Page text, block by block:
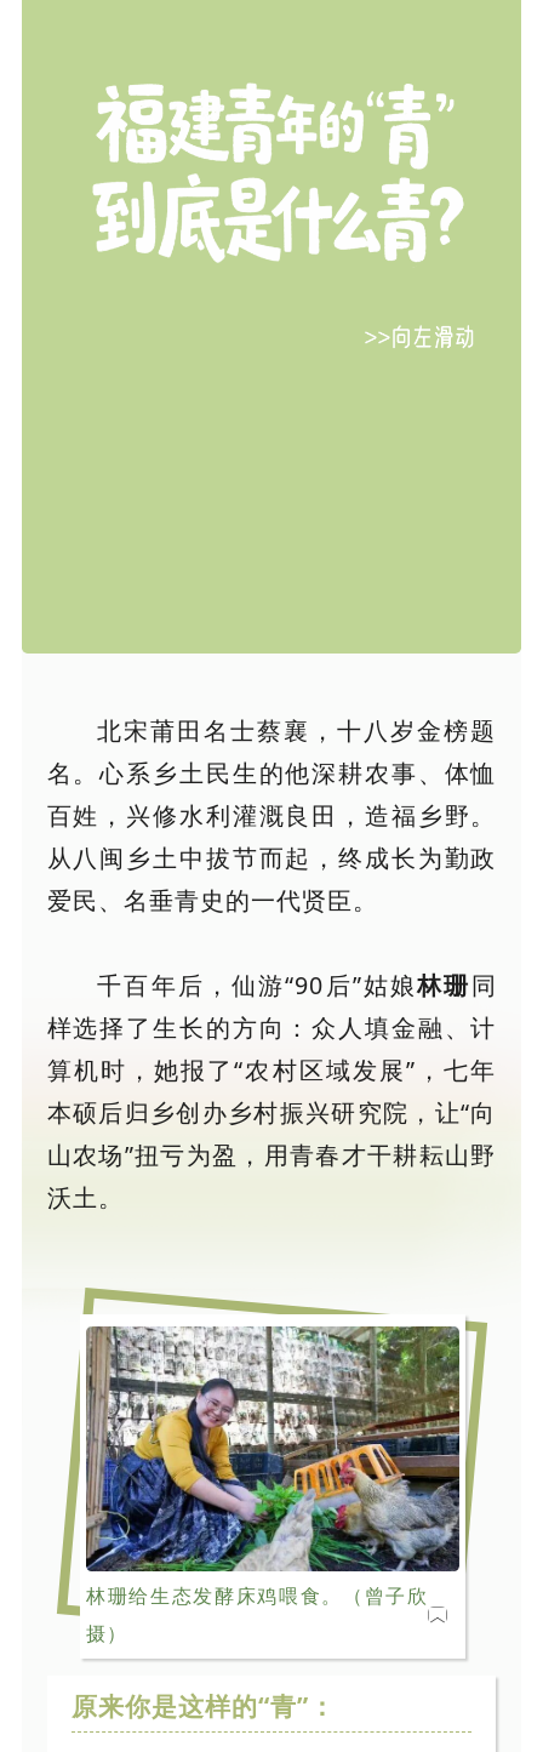
北宋莆田名士蔡襄，十八岁金榜题
名。心系乡土民生的他深耕农事、体恤
百姓，兴修水利灌溉良田，造福乡野。
从八闽乡土中拔节而起，终成长为勤政
爱民、名垂青史的一代贤臣。
千百年后，仙游“90后”姑娘林珊同
样选择了生长的方向：众人填金融、计
算机时，她报了“农村区域发展”，七年
本硕后归乡创办乡村振兴研究院，让“向
山农场”扭亏为盈，用青春才干耕耘山野
沃土。
林珊给生态发酵床鸡喂食。（曾子欣
摄）
原来你是这样的“青”：